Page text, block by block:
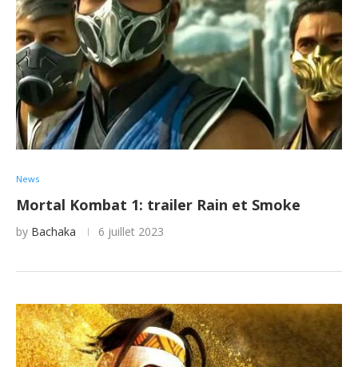
News
Mortal Kombat 1: trailer Rain et Smoke
by Bachaka 6 juillet 2023